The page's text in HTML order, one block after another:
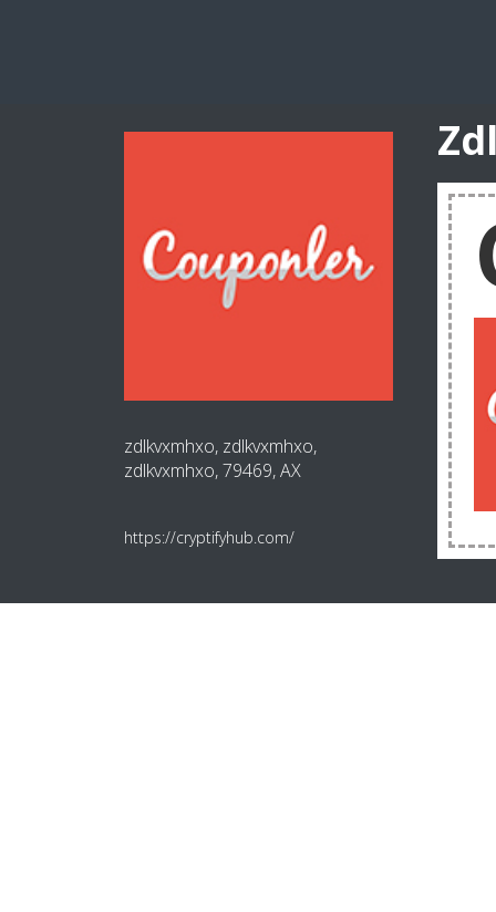
zdlkvxmhxo, zdlkvxmhxo,
zdlkvxmhxo, 79469, AX
https://cryptifyhub.com/